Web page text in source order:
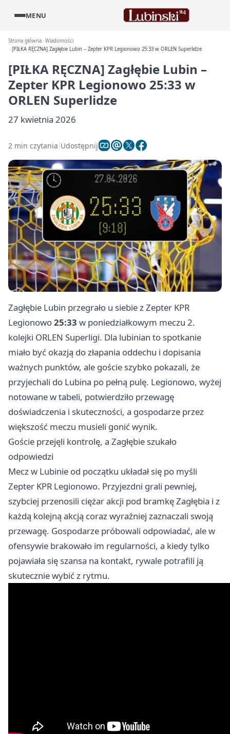
MENU
Strona główna Wiadomości
[PIŁKA RĘCZNA] Zagłębie Lubin – Zepter KPR Legionowo 25:33 w ORLEN Superlidze
[PIŁKA RĘCZNA] Zagłębie Lubin –
Zepter KPR Legionowo 25:33 w
ORLEN Superlidze
27 kwietnia 2026
2 min czytania Udostępnij
Zagłębie Lubin przegrało u siebie z Zepter KPR
Legionowo25:33 w poniedziałkowym meczu 2.
kolejki ORLEN Superligi. Dla lubinian to spotkanie
miało być okazją do złapania oddechu i dopisania
ważnych punktów, ale goście szybko pokazali, że
przyjechali do Lubina po pełną pulę. Legionowo, wyżej
notowane w tabeli, potwierdziło przewagę
doświadczenia i skuteczności, a gospodarze przez
większość meczu musieli gonić wynik.
Goście przejęli kontrolę, a Zagłębie szukało
odpowiedzi
Mecz w Lubinie od początku układał się po myśli
Zepter KPR Legionowo. Przyjezdni grali pewniej,
szybciej przenosili ciężar akcji pod bramkę Zagłębia i z
każdą kolejną akcją coraz wyraźniej zaznaczali swoją
przewagę. Gospodarze próbowali odpowiadać, ale w
ofensywie brakowało im regularności, a kiedy tylko
pojawiała się szansa na kontakt, rywale potrafili ją
skutecznie wybić z rytmu.